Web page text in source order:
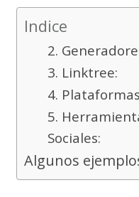
Indice
2.
3. Linktree:
4.
5.
Sociales:
Algunos